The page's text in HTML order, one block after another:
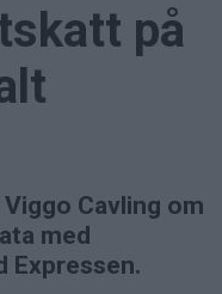
på
Cavling om
med
Expressen.